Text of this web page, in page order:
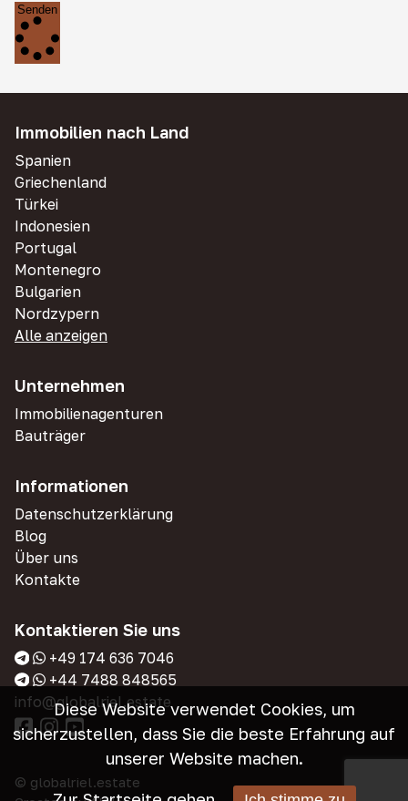
Senden
Immobilien nach Land
Spanien
Griechenland
Türkei
Indonesien
Portugal
Montenegro
Bulgarien
Nordzypern
Alle anzeigen
Unternehmen
Immobilienagenturen
Bauträger
Informationen
Datenschutzerklärung
Blog
Über uns
Kontakte
Kontaktieren Sie uns
+49 174 636 7046
+44 7488 848565
info@globalriel.estate
© globalriel.estate
Diese Website verwendet Cookies, um
sicherzustellen, dass Sie die beste Erfahrung auf
unserer Website machen.